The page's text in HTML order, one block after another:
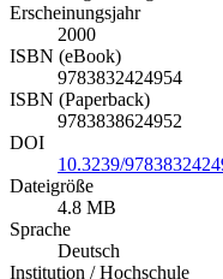
Erscheinungsjahr
2000
ISBN (eBook)
9783832424954
ISBN (Paperback)
9783838624952
DOI
10.3239/
Dateigröße
4.8 MB
Sprache
Deutsch
Institution / Hochschule